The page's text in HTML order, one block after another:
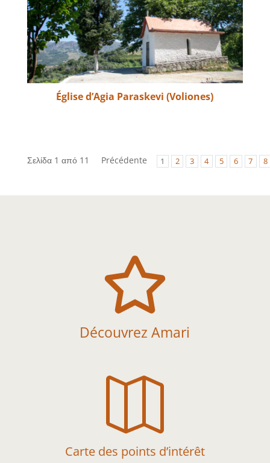
Église d’Agia Paraskevi (Voliones)
Σελίδα 1 από 11 Précédente 1 2 3 4 5 6 7 8

Découvrez Amari

Carte des points d’intérêt